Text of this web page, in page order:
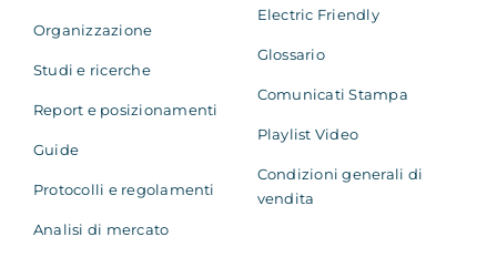
La ricarica dei veicoli elettrici
Dalla rilevazione trimestrale di Motus-E, al
settembre 2023
risultano installati in Italia
47.228punti di ricarica installati in
Organizzazione
Studi e ricerche
Report e posizionamenti
Guide
Protocolli e regolamenti
Analisi di mercato
Electric Friendly
Glossario
Comunicati Stampa
Playlist Video
Condizioni generali di
vendita